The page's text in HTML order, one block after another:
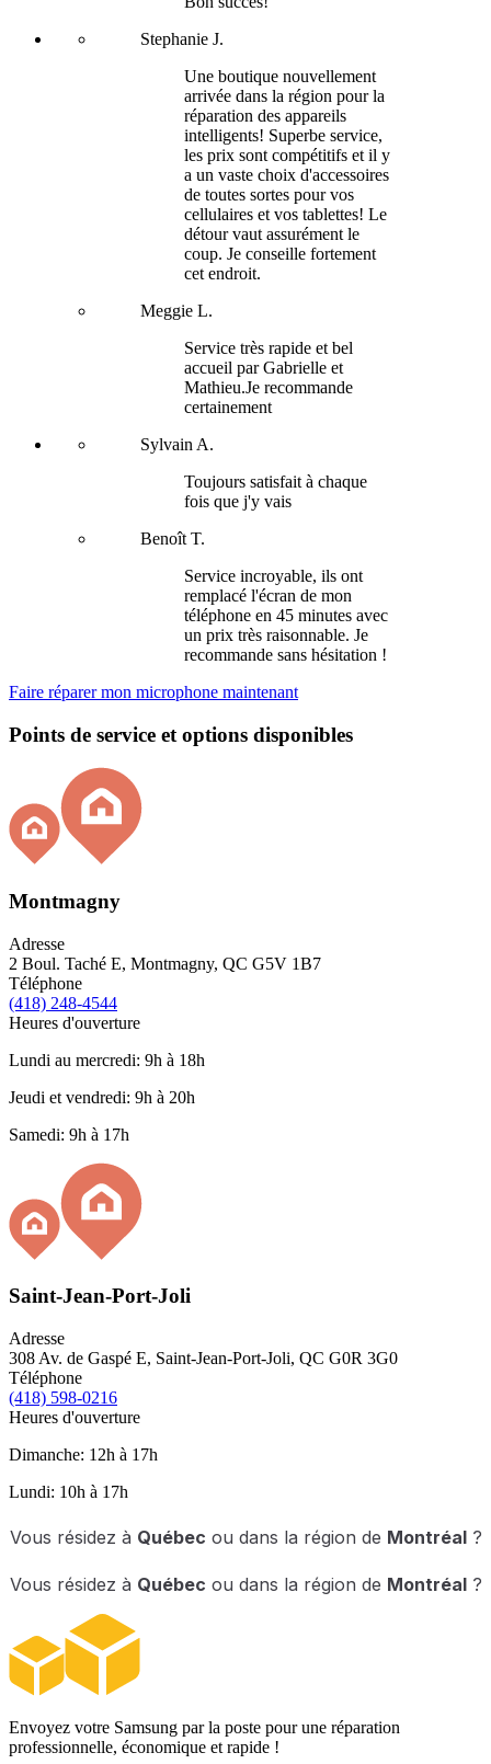
Stephanie J.
Une boutique nouvellement
arrivée dans la région pour la
réparation des appareils
intelligents! Superbe service,
les prix sont compétitifs et il y
a un vaste choix d'accessoires
de toutes sortes pour vos
cellulaires et vos tablettes! Le
détour vaut assurément le
coup. Je conseille fortement
cet endroit.
Meggie L.
Service très rapide et bel
accueil par Gabrielle et
Mathieu.Je recommande
certainement
Sylvain A.
Toujours satisfait à chaque
fois que j'y vais
Benoît T.
Service incroyable, ils ont
remplacé l'écran de mon
téléphone en 45 minutes avec
un prix très raisonnable. Je
recommande sans hésitation !
Faire réparer mon microphone maintenant
Points de service et options disponibles
Montmagny
Adresse
2 Boul. Taché E, Montmagny, QC G5V 1B7
Téléphone
(418) 248-4544
Heures d'ouverture
Lundi au mercredi: 9h à 18h
Jeudi et vendredi: 9h à 20h
Samedi: 9h à 17h
Saint-Jean-Port-Joli
Adresse
308 Av. de Gaspé E, Saint-Jean-Port-Joli, QC G0R 3G0
Téléphone
(418) 598-0216
Heures d'ouverture
Dimanche: 12h à 17h
Lundi: 10h à 17h
Vous résidez à Québec ou dans la région de Montréal?
Vous résidez à Québec ou dans la région de Montréal?
Envoyez votre Samsung par la poste pour une réparation
professionnelle, économique et rapide !